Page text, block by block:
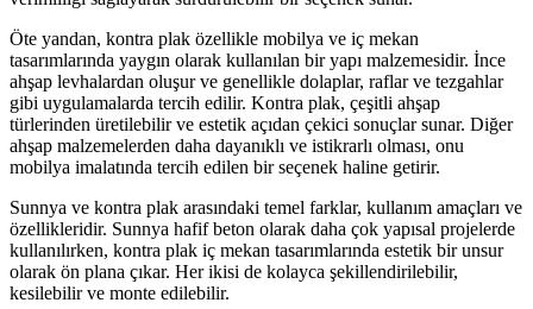
Öte yandan, kontra plak özellikle mobilya ve iç mekan
tasarımlarında yaygın olarak kullanılan bir yapı malzemesidir. İnce
ahşap levhalardan oluşur ve genellikle dolaplar, raflar ve tezgahlar
gibi uygulamalarda tercih edilir. Kontra plak, çeşitli ahşap
türlerinden üretilebilir ve estetik açıdan çekici sonuçlar sunar. Diğer
ahşap malzemelerden daha dayanıklı ve istikrarlı olması, onu
mobilya imalatında tercih edilen bir seçenek haline getirir.
Sunnya ve kontra plak arasındaki temel farklar, kullanım amaçları ve
özellikleridir. Sunnya hafif beton olarak daha çok yapısal projelerde
kullanılırken, kontra plak iç mekan tasarımlarında estetik bir unsur
olarak ön plana çıkar. Her ikisi de kolayca şekillendirilebilir,
kesilebilir ve monte edilebilir.